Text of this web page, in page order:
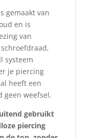
gemaakt van
en is
van
systeem
je piercing
heeft een
geen weefsel.
gebruikt
piercing